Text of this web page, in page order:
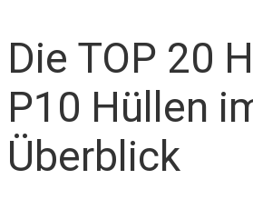
Die TOP 20
P10 Hüllen
Überblick